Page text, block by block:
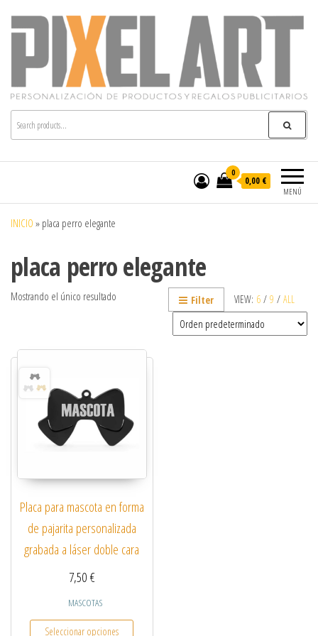
Pixelart
Especialistas en textil publicitario y regalos
personalizados en móstoles
MENÚ
0
0,00 €
INICIO » placa perro elegante
placa perro elegante
VIEW: 6 / 9 / ALL
Filter
Mostrando el único resultado
Placa para mascota en forma
de pajarita personalizada
grabada a láser doble cara
7,50€
MASCOTAS
Seleccionar opciones
Este producto tiene múltiples variantes. Las